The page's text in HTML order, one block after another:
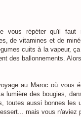
vous répéter qu'il faut
de vitamines et de
cuits à la vapeur,
des ballonnements.
au Maroc où vous
lumière des bougies,
toutes aussi bonnes les
mais vous n'aviez